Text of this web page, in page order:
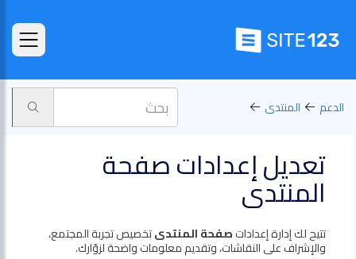
الدعم المنتدى
تعديل إعدادات صفحة
المنتدى
تتيح لك إدارة إعداداتصفحة المنتدىتخصيص تجربة المجتمع،
والإشراف على النقاشات، وتقديم معلومات واضحة لزوّارك.